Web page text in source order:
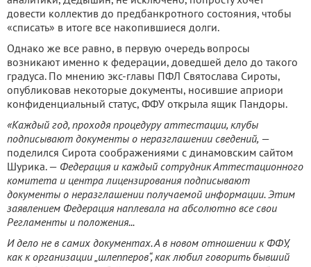
довести коллектив до предбанкротного состояния, чтобы
«списать» в итоге все накопившиеся долги.
Однако же все равно, в первую очередь вопросы
возникают именно к федерации, доведшей дело до такого
градуса. По мнению экс-главы ПФЛ Святослава Сироты,
опубликовав некоторые документы, носившие априори
конфиденциальный статус, ФФУ открыла ящик Пандоры.
«Каждый год, проходя процедуру аттестации, клубы
подписывают документы о неразглашении сведений, —
поделился Сирота соображениями с динамовским сайтом
Шурика. — Федерация и каждый сотрудник Аттестационного
комитета и центра лицензирования подписывают
документы о неразглашении получаемой информации. Этим
заявлением Федерация наплевала на абсолютно все свои
Регламенты и положения...
И дело не в самих документах. А в новом отношении к ФФУ,
как к организации „шлепперов“, как любил говорить бывший